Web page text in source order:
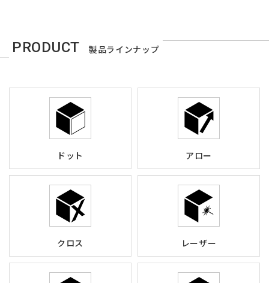
PRODUCT 製品ラインナップ
ドット アロー
クロス レーザー